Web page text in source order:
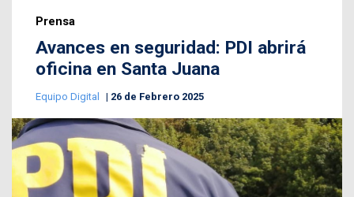
Prensa
Avances en seguridad: PDI abrirá
oficina en Santa Juana
Equipo Digital 26 de Febrero 2025